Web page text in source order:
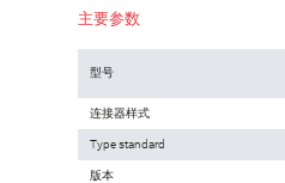
主要参数
型号
连接器样式
Type standard
版本